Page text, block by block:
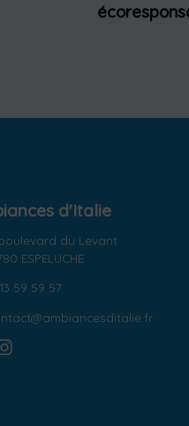
d'Italie
du Levant
ESPELUCHE
59 59 57